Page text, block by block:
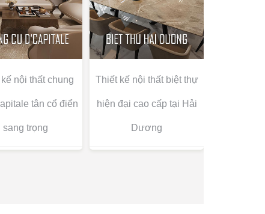
nội thất chung
tân cổ điển
sang trọng
Thiết kế nội thất biệt thự
hiện đại cao cấp tại Hải
Dương